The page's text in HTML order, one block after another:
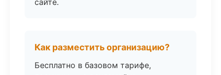
сайте.
Как разместить организацию?
Бесплатно в базовом тарифе,